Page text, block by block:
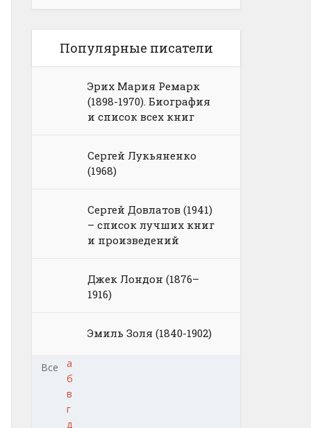
Популярные писатели
Эрих Мария Ремарк
(1898-1970). Биография
и список всех книг
Сергей Лукьяненко
(1968)
Сергей Довлатов (1941)
– список лучших книг
и произведений
Джек Лондон (1876–
1916)
Эмиль Золя (1840-1902)
Все
а
б
в
г
д